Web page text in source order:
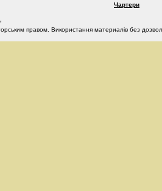
Чартери
правом. Використання материалів без